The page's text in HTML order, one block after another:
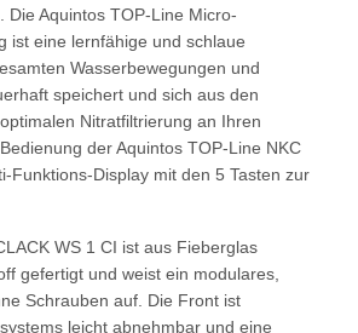
Die Aquintos TOP-Line Micro-
ist eine lernfähige und schlaue
Wasserbewegungen und
speichert und sich aus den
Nitratfiltrierung an Ihren
der Aquintos TOP-Line NKC
Funktions-Display mit den 5 Tasten zur
WS 1 CI ist aus Fieberglas
gefertigt und weist ein modulares,
Schrauben auf. Die Front ist
leicht abnehmbar und eine